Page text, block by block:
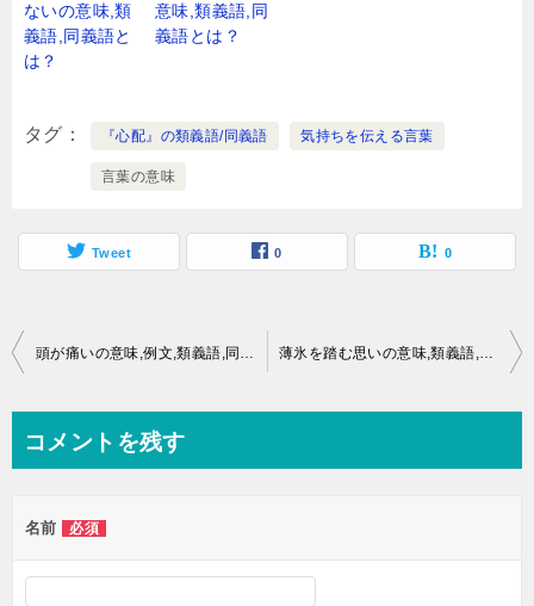
ないの意味,類
義語,同義語と
は？
意味,類義語,同
義語とは？
タグ 『心配』の類義語/同義語 気持ちを伝える言葉
言葉の意味
Tweet 0 0
投
ビ
ー
シ
頭が痛いの意味,例文,類義語,同義語とは？ 薄氷を踏む思いの意味,類義語,同義語とは？
コメントを残す
名前 必須